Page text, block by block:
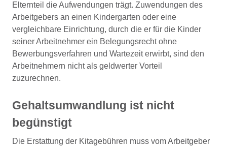
Elternteil die Aufwendungen trägt. Zuwendungen des
Arbeitgebers an einen Kindergarten oder eine
vergleichbare Einrichtung, durch die er für die Kinder
seiner Arbeitnehmer ein Belegungsrecht ohne
Bewerbungsverfahren und Wartezeit erwirbt, sind den
Arbeitnehmern nicht als geldwerter Vorteil
zuzurechnen.
Gehaltsumwandlung ist nicht
begünstigt
Die Erstattung der Kitagebühren muss vom Arbeitgeber